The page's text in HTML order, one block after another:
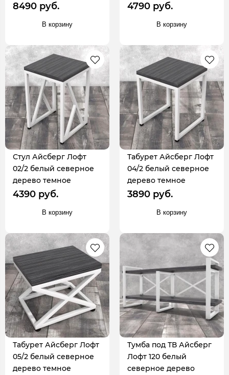
8490 руб.
В корзину
4790 руб.
В корзину
Стул Айсберг Лофт
02/2 белый северное
дерево темное
4390 руб.
В корзину
Табурет Айсберг Лофт
04/2 белый северное
дерево темное
3890 руб.
В корзину
Табурет Айсберг Лофт
05/2 белый северное
дерево темное
Тумба под ТВ Айсберг
Лофт 120 белый
северное дерево